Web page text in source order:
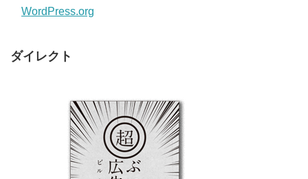
WordPress.org
ダイレクト